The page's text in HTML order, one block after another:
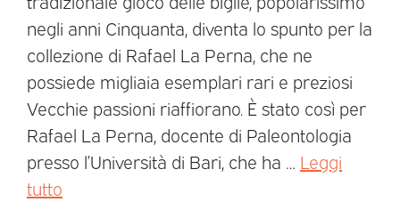
negli anni Cinquanta, diventa lo spunto per la
collezione di Rafael La Perna, che ne
possiede migliaia esemplari rari e preziosi
Vecchie passioni riaffiorano. È stato così per
Rafael La Perna, docente di Paleontologia
presso l’Università di Bari, che ha … Leggi
tutto